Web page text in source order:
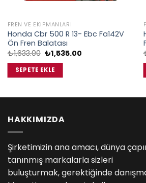
FREN VE EKIPMANLARI
Honda Cbr 500 R 13- Ebc Fa142V
Ön Fren Balatası
₺1,633.00 Orijinal
fiyat:
₺1,633.00.
₺1,535.00
SEPETE EKLE
HAKKIMIZDA
Şirketimizin ana amacı, dünya
tanınmış markalarla sizleri
buluşturmak, gerektiğinde